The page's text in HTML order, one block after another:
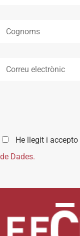
He llegit i accepto
de Dades.